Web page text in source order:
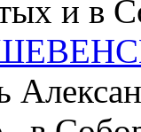
и в